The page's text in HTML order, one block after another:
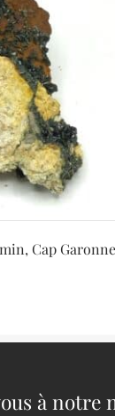
Cap
à notre